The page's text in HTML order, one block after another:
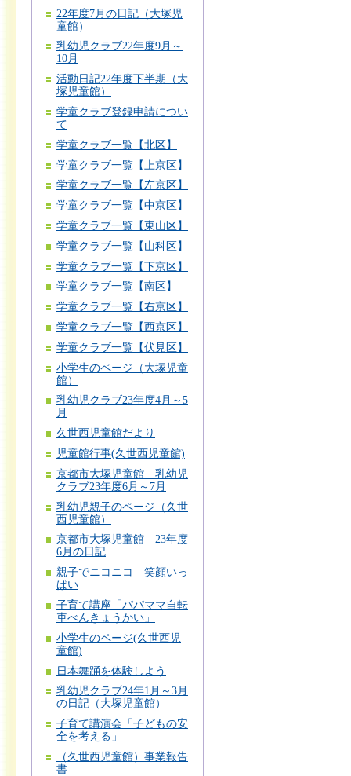
22年度7月の日記（大塚児
童館）
乳幼児クラブ22年度9月～
10月
活動日記22年度下半期（大
塚児童館）
学童クラブ登録申請につい
て
学童クラブ一覧【北区】
学童クラブ一覧【上京区】
学童クラブ一覧【左京区】
学童クラブ一覧【中京区】
学童クラブ一覧【東山区】
学童クラブ一覧【山科区】
学童クラブ一覧【下京区】
学童クラブ一覧【南区】
学童クラブ一覧【右京区】
学童クラブ一覧【西京区】
学童クラブ一覧【伏見区】
小学生のページ（大塚児童
館）
乳幼児クラブ23年度4月～5
月
久世西児童館だより
児童館行事(久世西児童館)
京都市大塚児童館 乳幼児
クラブ23年度6月～7月
乳幼児親子のページ（久世
西児童館）
京都市大塚児童館 23年度
6月の日記
親子でニコニコ 笑顔いっ
ぱい
子育て講座「パパママ自転
車べんきょうかい」
小学生のページ(久世西児
童館)
日本舞踊を体験しよう
乳幼児クラブ24年1月～3月
の日記（大塚児童館）
子育て講演会「子どもの安
全を考える」
（久世西児童館）事業報告
書